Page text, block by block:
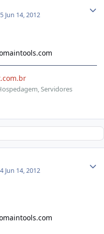
Jun 14, 2012
Servidores
Jun 14, 2012